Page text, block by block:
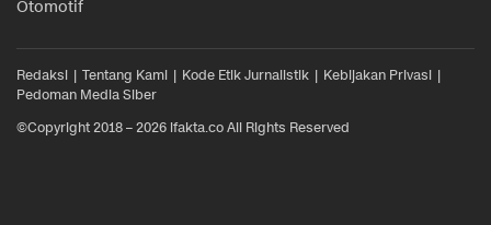
Otomotif
Redaksi Tentang Kami Kode Etik Jurnalistik
Kebijakan Privasi
Pedoman Media Siber
©Copyright 2018 – 2026 ifakta.co All Rights Reserved